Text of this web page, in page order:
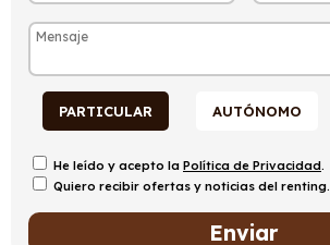
PARTICULAR AUTÓNOMO
He leído y acepto la Política de Privacidad.
Quiero recibir ofertas y noticias del renting.